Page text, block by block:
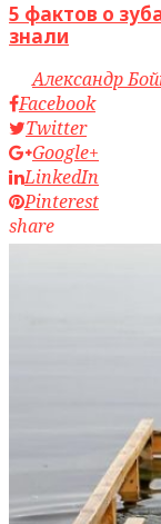
5 фактов о
знали
byАлександр
Facebook
Twitter
Google+
LinkedIn
Pinterest
share